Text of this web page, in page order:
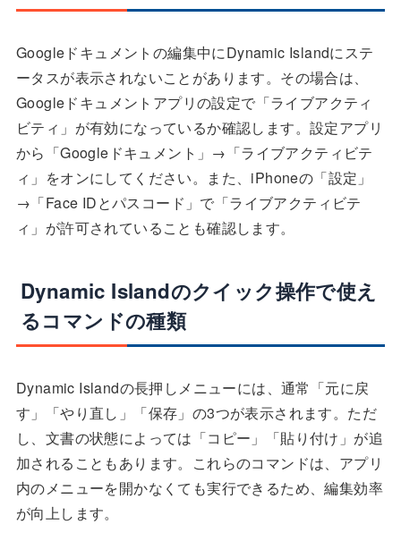
Googleドキュメントの編集中にDynamic Islandにステ
ータスが表示されないことがあります。その場合は、
Googleドキュメントアプリの設定で「ライブアクティ
ビティ」が有効になっているか確認します。設定アプリ
から「Googleドキュメント」→「ライブアクティビテ
ィ」をオンにしてください。また、iPhoneの「設定」
→「Face IDとパスコード」で「ライブアクティビテ
ィ」が許可されていることも確認します。
Dynamic Islandのクイック操作で使え
るコマンドの種類
Dynamic Islandの長押しメニューには、通常「元に戻
す」「やり直し」「保存」の3つが表示されます。ただ
し、文書の状態によっては「コピー」「貼り付け」が追
加されることもあります。これらのコマンドは、アプリ
内のメニューを開かなくても実行できるため、編集効率
が向上します。